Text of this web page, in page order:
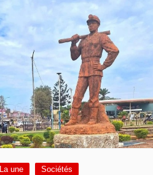
La une Sociétés